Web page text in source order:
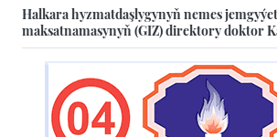
Halkara hyzmatdaşlygynyň nemes
maksatnamasynyň (GIZ) direktory doktor